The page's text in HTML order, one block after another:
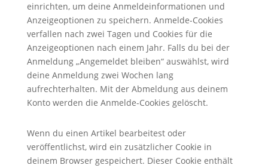
einrichten, um deine Anmeldeinformationen und
Anzeigeoptionen zu speichern. Anmelde-Cookies
verfallen nach zwei Tagen und Cookies für die
Anzeigeoptionen nach einem Jahr. Falls du bei der
Anmeldung „Angemeldet bleiben“ auswählst, wird
deine Anmeldung zwei Wochen lang
aufrechterhalten. Mit der Abmeldung aus deinem
Konto werden die Anmelde-Cookies gelöscht.
Wenn du einen Artikel bearbeitest oder
veröffentlichst, wird ein zusätzlicher Cookie in
deinem Browser gespeichert. Dieser Cookie enthält